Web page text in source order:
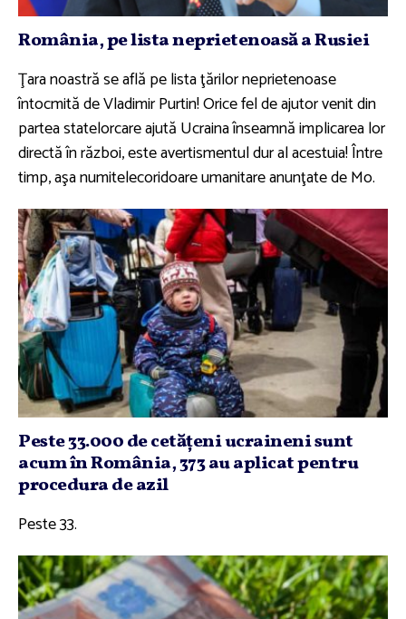
România, pe lista neprietenoasă a Rusiei
Ţara noastră se află pe lista ţărilor neprietenoase
întocmită de Vladimir Purtin! Orice fel de ajutor venit din
partea statelorcare ajută Ucraina înseamnă implicarea lor
directă în război, este avertismentul dur al acestuia! Între
timp, aşa numitelecoridoare umanitare anunţate de Mo.
Peste 33.000 de cetăţeni ucraineni sunt
acum în România, 373 au aplicat pentru
procedura de azil
Peste 33.